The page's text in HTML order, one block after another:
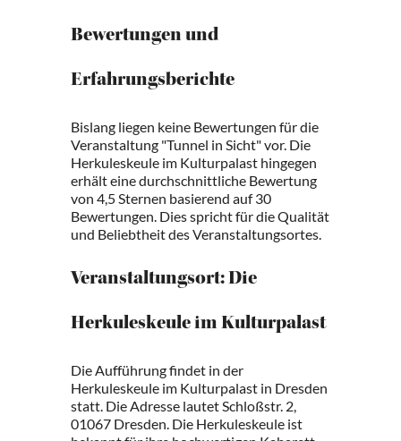
Bewertungen und
Erfahrungsberichte
Bislang liegen keine Bewertungen für die
Veranstaltung "Tunnel in Sicht" vor. Die
Herkuleskeule im Kulturpalast hingegen
erhält eine durchschnittliche Bewertung
von 4,5 Sternen basierend auf 30
Bewertungen. Dies spricht für die Qualität
und Beliebtheit des Veranstaltungsortes.
Veranstaltungsort: Die
Herkuleskeule im Kulturpalast
Die Aufführung findet in der
Herkuleskeule im Kulturpalast in Dresden
statt. Die Adresse lautet Schloßstr. 2,
01067 Dresden. Die Herkuleskeule ist